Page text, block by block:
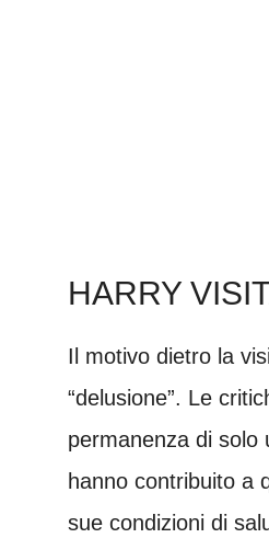
HARRY
Il motivo dietro la
“delusione”. Le
permanenza di solo
hanno contribuito a
sue condizioni di